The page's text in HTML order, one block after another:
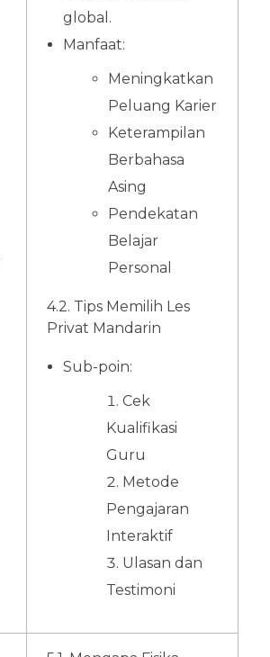
global.
Manfaat:
Meningkatkan
Peluang Karier
Keterampilan
Berbahasa
Asing
Pendekatan
Belajar
Personal
4.2. Tips Memilih Les
Privat Mandarin
Sub-poin:
Cek
Kualifikasi
Guru
Metode
Pengajaran
Interaktif
Ulasan dan
Testimoni